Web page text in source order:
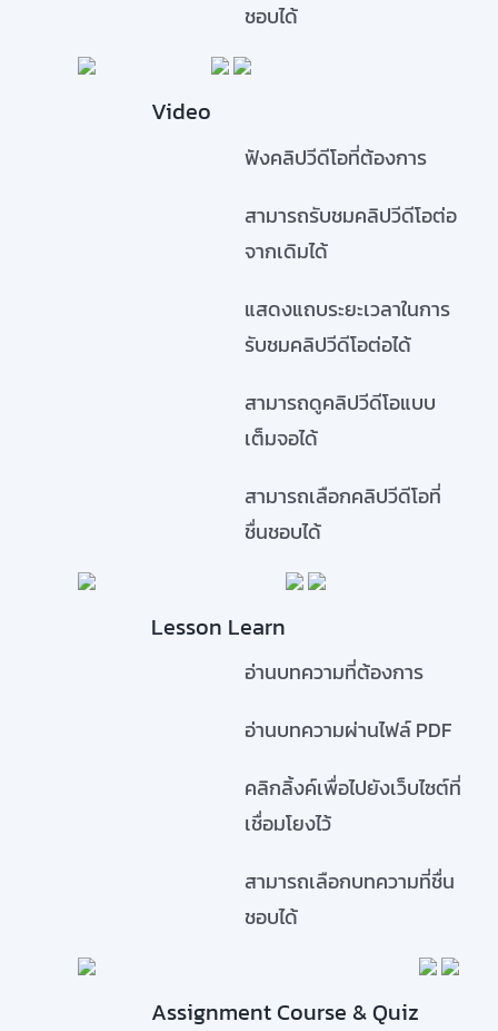
ชอบได้
Video
ฟังคลิปวีดีโอที่ต้องการ
สามารถรับชมคลิปวีดีโอต่อ
จากเดิมได้
แสดงแถบระยะเวลาในการ
รับชมคลิปวีดีโอต่อได้
สามารถดูคลิปวีดีโอแบบ
เต็มจอได้
สามารถเลือกคลิปวีดีโอที่
ชื่นชอบได้
Lesson Learn
อ่านบทความที่ต้องการ
อ่านบทความผ่านไฟล์ PDF
คลิกลิ้งค์เพื่อไปยังเว็บไซต์ที่
เชื่อมโยงไว้
สามารถเลือกบทความที่ชื่น
ชอบได้
Assignment Course & Quiz